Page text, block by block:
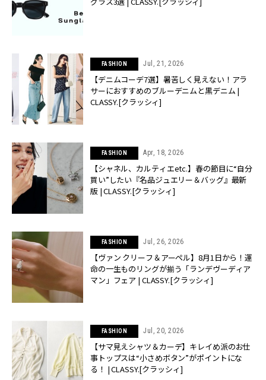
FASHION Jul, 21, 2026
【デニムコーデ7選】暑苦しく見えない！アラ
サーにおすすめのブルーデニムと黒デニム |
CLASSY.[クラッシィ]
FASHION Apr, 18, 2026
【シャネル、カルティエetc.】春の節目に“自分
買い”したい『名品ジュエリー＆バッグ』最新
版 | CLASSY.[クラッシィ]
FASHION Jul, 26, 2026
【ヴァン クリーフ＆アーペル】8月1日から！運
命の一生ものリングが揃う「ランデヴーディア
マン」フェア | CLASSY.[クラッシィ]
FASHION Jul, 20, 2026
【サマ見えシャツ＆カーデ】キレイめ派のお仕
事トップスは“小さめボタン”がポイントにな
る！ | CLASSY.[クラッシィ]